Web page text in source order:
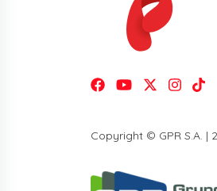
Copyright © GPR S.A. |